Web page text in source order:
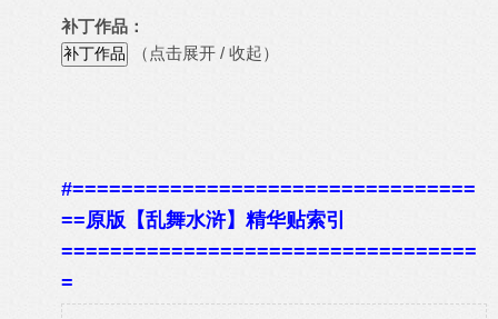
补丁作品：
（点击展开 / 收起）
#=================================
==原版【乱舞水浒】精华贴索引
==================================
=